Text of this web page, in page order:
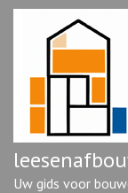
Ga
enter)
Uw gids voor